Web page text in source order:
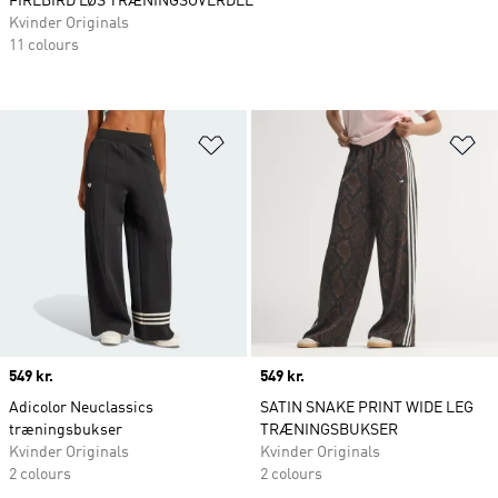
Føj til ønskeliste
Price
549 kr.
Adicolor Neuclassics
træningsbukser
Kvinder Originals
2 colours
Price
549 kr.
SATIN SNAKE PRINT WIDE LEG
TRÆNINGSBUKSER
Kvinder Originals
2 colours
Kvinder Originals
11 colours